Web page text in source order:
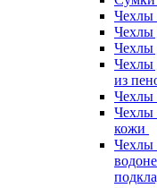
Чехлы
Чехлы
Чехлы
Чехлы
из
Чехлы
Чехлы
кожи
Чехлы